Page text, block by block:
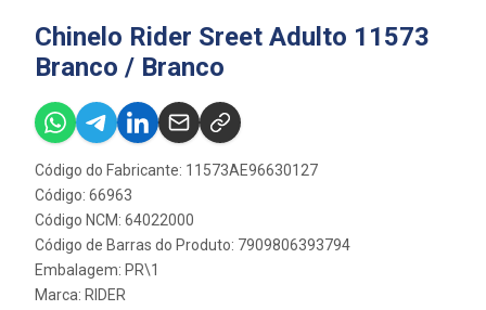
Chinelo Rider Sreet Adulto 11573
Branco / Branco
Código do Fabricante: 11573AE96630127
Código: 66963
Código NCM: 64022000
Código de Barras do Produto: 7909806393794
Embalagem: PR\1
Marca: RIDER